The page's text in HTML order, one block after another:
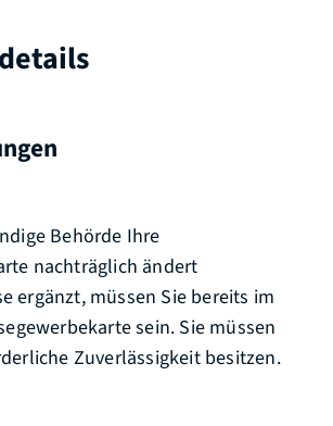
Behörde Ihre
nachträglich ändert
ergänzt, müssen Sie bereits im
sein. Sie müssen
Zuverlässigkeit besitzen.